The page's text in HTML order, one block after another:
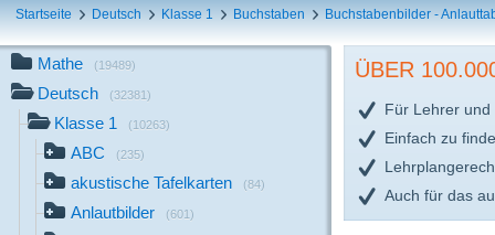
Startseite Deutsch Klasse 1 Buchstaben Buchstabenbilder -
Mathe (19489)
Deutsch (32381)
Klasse 1 (10263)
ABC (235)
akustische Tafelkarten (84)
Anlautbilder (601)
ÜBER
Für Lehrer und
Einfach zu
Auch für das